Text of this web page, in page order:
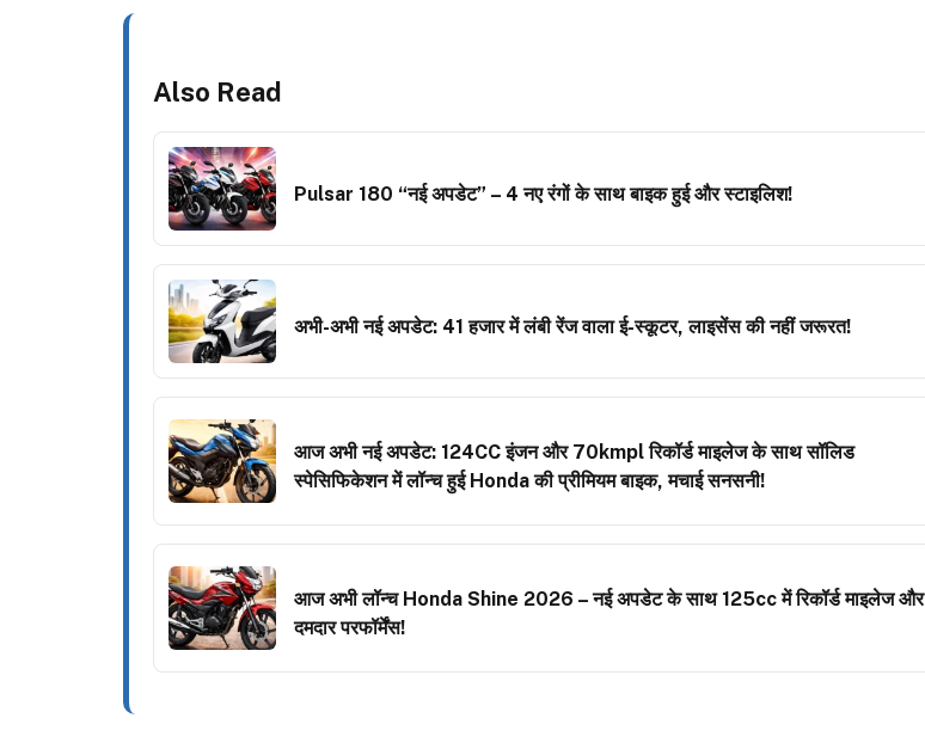
Also Read
Pulsar 180 “नई अपडेट” – 4 नए रंगों के साथ बाइक हुई और स्टाइलिश!
अभी-अभी नई अपडेट: 41 हजार में लंबी रेंज वाला ई-स्कूटर, लाइसेंस की नहीं जरूरत!
आज अभी नई अपडेट: 124CC इंजन और 70kmpl रिकॉर्ड माइलेज के साथ सॉलिड
स्पेसिफिकेशन में लॉन्च हुई Honda की प्रीमियम बाइक, मचाई सनसनी!
आज अभी लॉन्च Honda Shine 2026 – नई अपडेट के साथ 125cc में रिकॉर्ड माइलेज और
दमदार परफॉर्मेंस!